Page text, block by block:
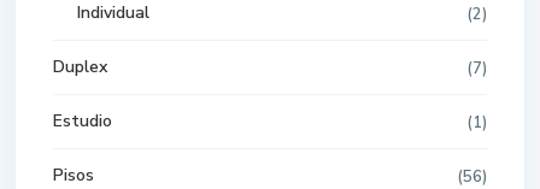
Individual (2)
Duplex (7)
Estudio (1)
Pisos (56)